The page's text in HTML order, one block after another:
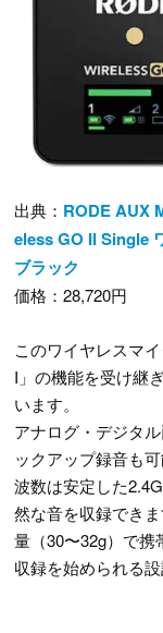
出典： RODE AUX
eless GO II Single
ブラック
価格：28,720円
このワイヤレスマ
I」の機能を受け継
います。
アナログ・デジタ
ックアップ録音も
波数は安定した
然な音を収録でき
量（30〜32g）で
収録を始められる設